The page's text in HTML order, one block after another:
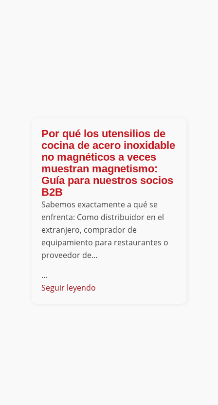
Por qué los utensilios de
cocina de acero inoxidable
no magnéticos a veces
muestran magnetismo:
Guía para nuestros socios
B2B
Sabemos exactamente a qué se
enfrenta: Como distribuidor en el
extranjero, comprador de
equipamiento para restaurantes o
proveedor de...
...
Seguir leyendo